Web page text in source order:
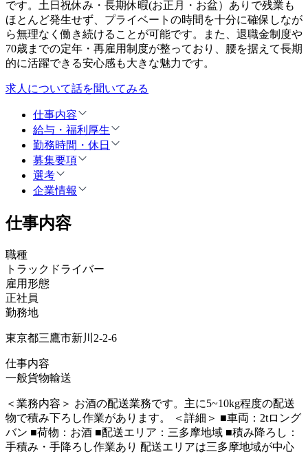
です。土日祝休み・長期休暇(お正月・お盆）ありで残業も
ほとんど発生せず、プライベートの時間を十分に確保しなが
ら無理なく働き続けることが可能です。また、退職金制度や
70歳までの定年・再雇用制度が整っており、腰を据えて長期
的に活躍できる安心感も大きな魅力です。
求人について話を聞いてみる
仕事内容
給与・福利厚生
勤務時間・休日
募集要項
選考
企業情報
仕事内容
職種
トラックドライバー
雇用形態
正社員
勤務地
東京都三鷹市新川2-2-6
仕事内容
一般貨物輸送
＜業務内容＞ お酒の配送業務です。主に5~10kg程度の配送
物で積み下ろし作業があります。 ＜詳細＞ ■車両：2tロング
バン ■荷物：お酒 ■配送エリア：三多摩地域 ■積み降ろし：
手積み・手降ろし作業あり 配送エリアは三多摩地域が中心